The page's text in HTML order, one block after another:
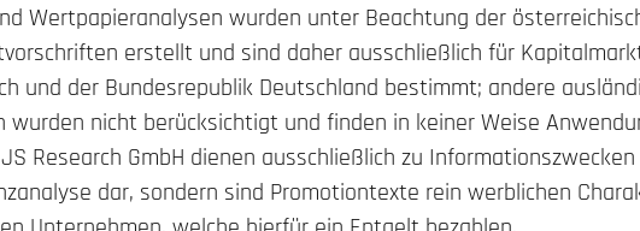
Wertpapieranalysen wurden unter Beachtung der
erstellt und sind daher ausschließlich für
und der Bundesrepublik Deutschland bestimmt; andere
nicht berücksichtigt und finden in keiner Weise
Research GmbH dienen ausschließlich zu
dar, sondern sind Promotiontexte rein werblichen